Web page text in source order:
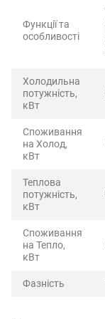
Функції та
особливості
Холодильна
потужність,
кВт
Споживання
на Холод,
кВт
Теплова
потужність,
кВт
Споживання
на Тепло,
кВт
Фазність